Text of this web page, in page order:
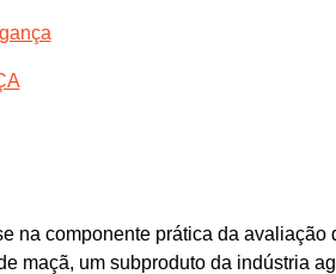
na componente prática da
maçã, um subproduto da indústria